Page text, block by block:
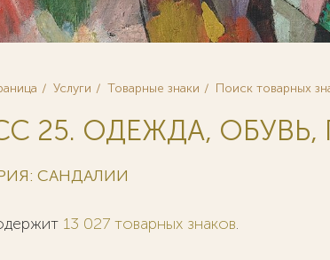
Услуги Товарные знаки Поиск товарных
25. ОДЕЖДА,
САНДАЛИИ
13 027 товарных знаков.